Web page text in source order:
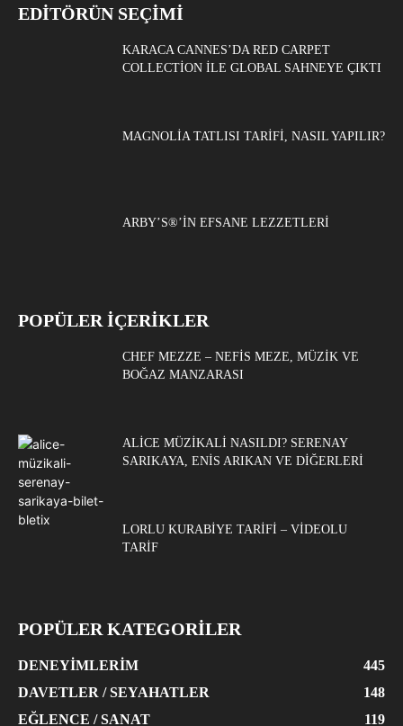
EDITÖRÜN SEÇIMI
KARACA CANNES’DA RED CARPET
COLLECTION ILE GLOBAL SAHNEYE ÇIKTI
MAGNOLIA TATLISI TARIFI, NASIL YAPILIR?
ARBY’S®’IN EFSANE LEZZETLERI
POPÜLER İÇERİKLER
CHEF MEZZE – NEFIS MEZE, MÜZIK VE
BOĞAZ MANZARASI
ALICE MÜZIKALI NASILDI? SERENAY
SARIKAYA, ENIS ARIKAN VE DIĞERLERI
LORLU KURABIYE TARIFI – VIDEOLU
TARIF
POPÜLER KATEGORİLER
DENEYIMLERIM
445
DAVETLER / SEYAHATLER
148
EĞLENCE / SANAT
119